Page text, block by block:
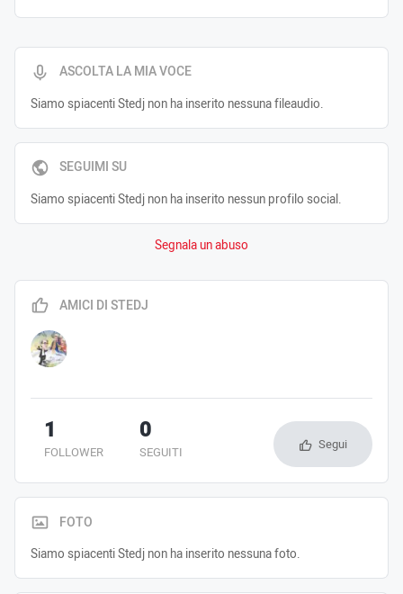
ASCOLTA LA MIA VOCE
Siamo spiacenti Stedj non ha inserito nessuna fileaudio.
SEGUIMI SU
Siamo spiacenti Stedj non ha inserito nessun profilo social.
Segnala un abuso
AMICI DI STEDJ
FOLLOWER
1
SEGUITI
0 Segui
FOTO
Siamo spiacenti Stedj non ha inserito nessuna foto.